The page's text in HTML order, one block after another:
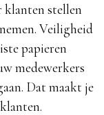
klanten stellen
Veiligheid
papieren
medewerkers
Dat maakt je